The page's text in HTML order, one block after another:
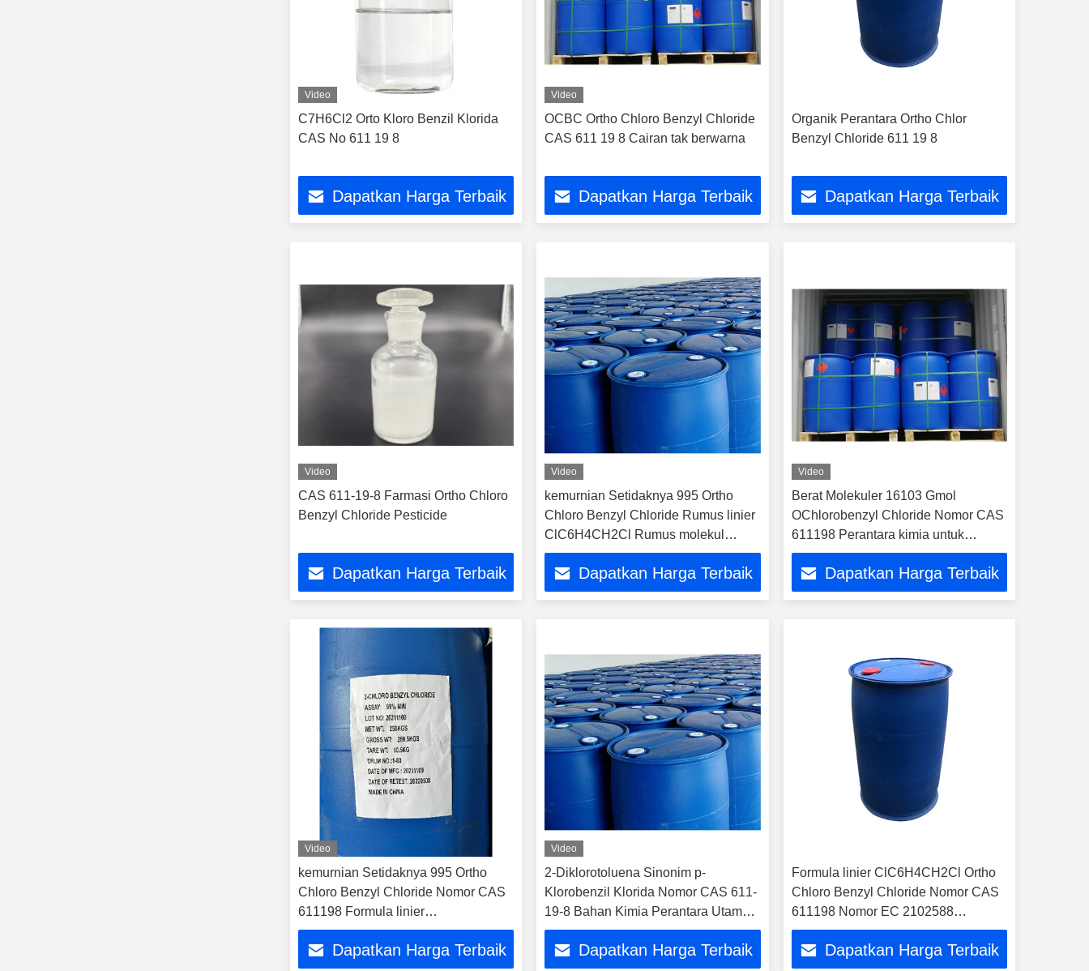
Video
C7H6Cl2 Orto Kloro Benzil Klorida
CAS No 611 19 8
Dapatkan Harga Terbaik
Video
OCBC Ortho Chloro Benzyl Chloride
CAS 611 19 8 Cairan tak berwarna
Dapatkan Harga Terbaik
Organik Perantara Ortho Chlor
Benzyl Chloride 611 19 8
Dapatkan Harga Terbaik
Video
CAS 611-19-8 Farmasi Ortho Chloro
Benzyl Chloride Pesticide
Dapatkan Harga Terbaik
Video
kemurnian Setidaknya 995 Ortho
Chloro Benzyl Chloride Rumus linier
ClC6H4CH2Cl Rumus molekul
C7H5Cl2O Bahan baku kimia
Dapatkan Harga Terbaik
Video
Berat Molekuler 16103 Gmol
OChlorobenzyl Chloride Nomor CAS
611198 Perantara kimia untuk
aplikasi industri dan laboratorium
Dapatkan Harga Terbaik
Video
kemurnian Setidaknya 995 Ortho
Chloro Benzyl Chloride Nomor CAS
611198 Formula linier
ClC6H4CH2Cl Reagen kimia khusus
Dapatkan Harga Terbaik
Video
2-Diklorotoluena Sinonim p-
Klorobenzil Klorida Nomor CAS 611-
19-8 Bahan Kimia Perantara Utama
untuk Produksi Zat Warna dan
Agrokemikal
Dapatkan Harga Terbaik
Formula linier ClC6H4CH2Cl Ortho
Chloro Benzyl Chloride Nomor CAS
611198 Nomor EC 2102588
Senyawa organik klorinasi
Dapatkan Harga Terbaik